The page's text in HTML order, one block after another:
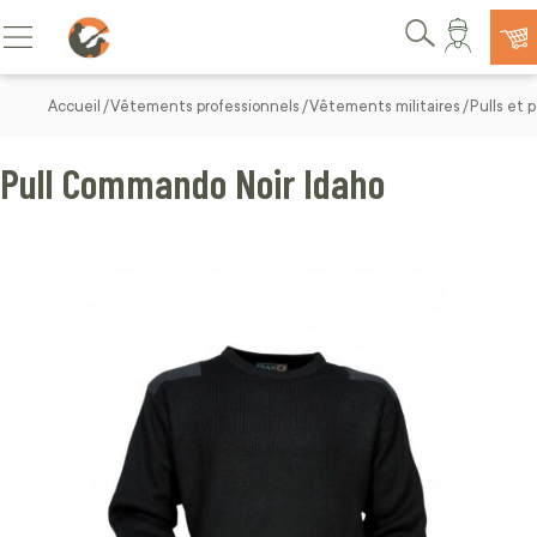
Allez au contenu
Basculer la navigation
Rechercher
Accueil Vêtements professionnels Vêtements militaires Pulls et
Pull Commando Noir Idaho